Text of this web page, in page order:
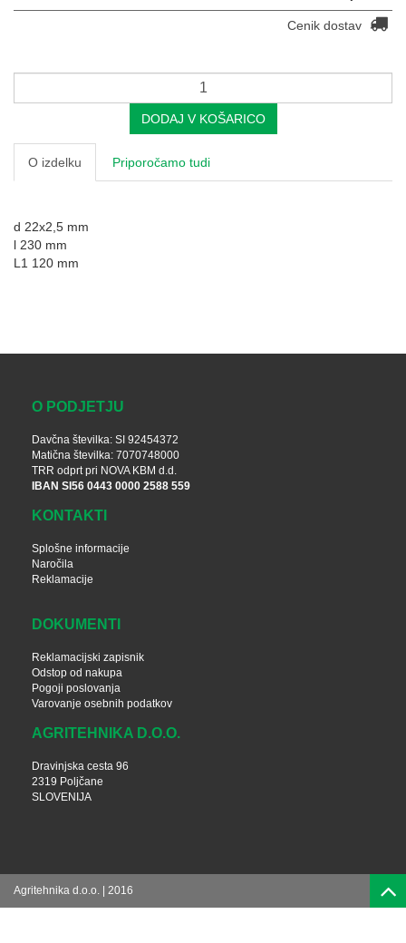
Cenik dostav
DODAJ V KOŠARICO
O izdelku Priporočamo tudi
d 22x2,5 mm
l 230 mm
L1 120 mm
O PODJETJU
Davčna številka: SI 92454372
Matična številka: 7070748000
TRR odprt pri NOVA KBM d.d.
IBAN SI56 0443 0000 2588 559
KONTAKTI
Splošne informacije
Naročila
Reklamacije
DOKUMENTI
Reklamacijski zapisnik
Odstop od nakupa
Pogoji poslovanja
Varovanje osebnih podatkov
AGRITEHNIKA D.O.O.
Dravinjska cesta 96
2319 Poljčane
SLOVENIJA
Agritehnika d.o.o. | 2016